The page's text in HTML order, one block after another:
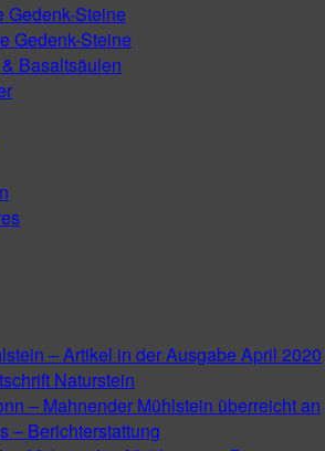
Gedenk-Steine
Gedenk-Steine
Basaltsäulen
– Artikel in der Ausgabe April 2020
Naturstein
– Mahnender Mühlstein überreicht an
– Berichterstattung